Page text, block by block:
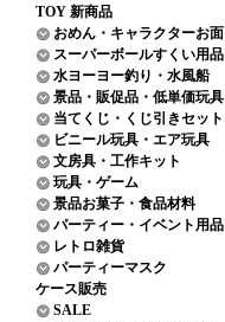
TOY 新商品
おめん・キャラクターお面
スーパーボールすくい用品
水ヨーヨー釣り・水風船
景品・販促品・低単価玩具
当てくじ・くじ引きセット
ビニール玩具・エア玩具
文房具・工作キット
玩具・ゲーム
景品お菓子・食品材料
パーティー・イベント用品
レトロ雑貨
パーティーマスク
ケース販売
SALE